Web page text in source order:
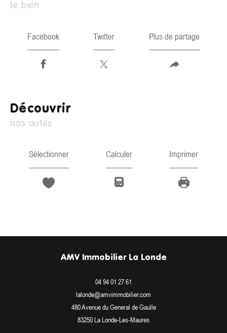
le bien
Facebook Twitter Plus de partage
découvrir
nos outils
Sélectionner Calculer Imprimer
AMV Immobilier La Londe
04 94 01 27 61
lalonde@amvimmobilier.com
480 Avenue du General de Gaulle
83250 La Londe-Les-Maures